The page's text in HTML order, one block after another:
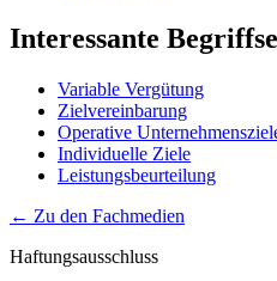
Interessante
Variable Vergütung
Zielvereinbarung
Operative
Individuelle Ziele
Leistungsbeurteilung
← Zu den Fachmedien
Haftungsausschluss